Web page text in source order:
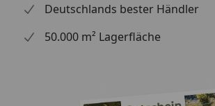
Außenmaß (B x T)
107
Innenmaße (B x T)
2,26
Deutschlands bester Händler
50.000 m² Lagerfläche